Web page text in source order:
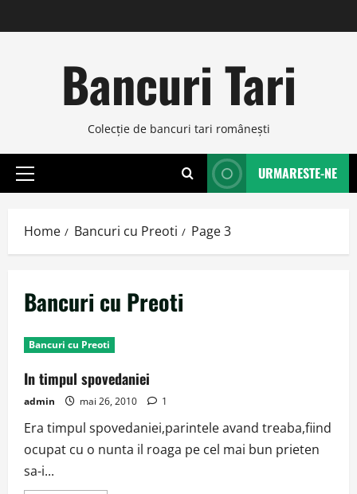
to
Bancuri Tari
Colecţie de bancuri tari româneşti
Primary
URMARESTE-NE
Home Bancuri cu Preoti Page 3
Bancuri cu Preoti
Bancuri cu Preoti
In timpul spovedaniei
admin mai 26, 2010 1
Era timpul spovedaniei,parintele avand treaba,fiind
ocupat cu o nunta il roaga pe cel mai bun prieten
sa-i...